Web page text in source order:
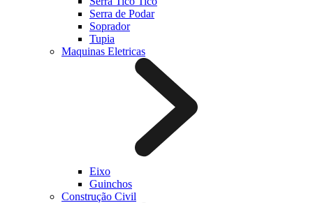
Serra de Podar
Soprador
Tupia
Maquinas Eletricas
Eixo
Guinchos
Construção Civil